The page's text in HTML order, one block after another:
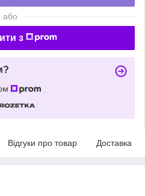
або
з
Відгуки про товар Доставка